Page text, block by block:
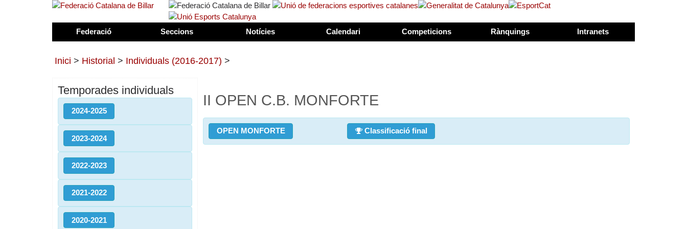
Federació Seccions Notícies Calendari Competicions Rànquings Intranets
Inici > Historial > Individuals (2016-2017) >
Temporades individuals
2024-2025
2023-2024
2022-2023
2021-2022
2020-2021
II OPEN C.B. MONFORTE
OPEN MONFORTE Classificació final